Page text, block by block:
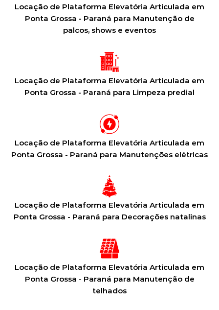
Locação de Plataforma Elevatória Articulada em
Ponta Grossa - Paraná para Manutenção de
palcos, shows e eventos
Locação de Plataforma Elevatória Articulada em
Ponta Grossa - Paraná para Limpeza predial
Locação de Plataforma Elevatória Articulada em
Ponta Grossa - Paraná para Manutenções elétricas
Locação de Plataforma Elevatória Articulada em
Ponta Grossa - Paraná para Decorações natalinas
Locação de Plataforma Elevatória Articulada em
Ponta Grossa - Paraná para Manutenção de
telhados